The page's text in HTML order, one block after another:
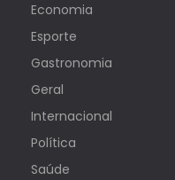
Economia
Esporte
Gastronomia
Geral
Internacional
Política
Saúde